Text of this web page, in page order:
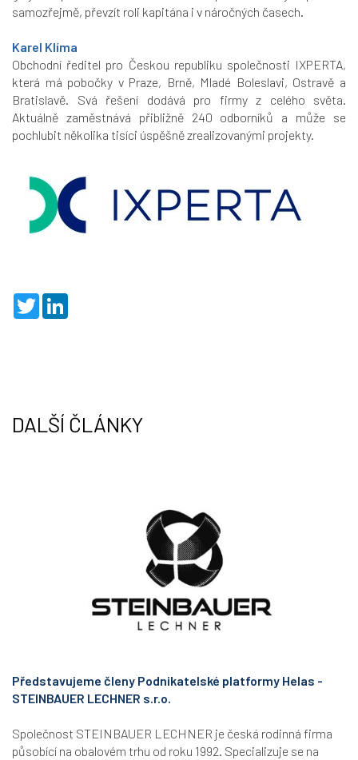
samozřejmě, převzít roli kapitána i v náročných časech.
Karel Klíma
Obchodní ředitel pro Českou republiku společnosti IXPERTA,
která má pobočky v Praze, Brně, Mladé Boleslavi, Ostravě a
Bratislavě. Svá řešení dodává pro firmy z celého světa.
Aktuálně zaměstnává přibližně 240 odborníků a může se
pochlubit několika tisíci úspěšně zrealizovanými projekty.
T
w
DALŠÍ ČLÁNKY
Představujeme členy Podnikatelské platformy Helas -
STEINBAUER LECHNER s.r.o.
Společnost STEINBAUER LECHNER je česká rodinná firma
působící na obalovém trhu od roku 1992. Specializuje se na